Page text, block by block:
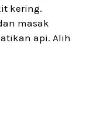
kering.
masak
api. Alih